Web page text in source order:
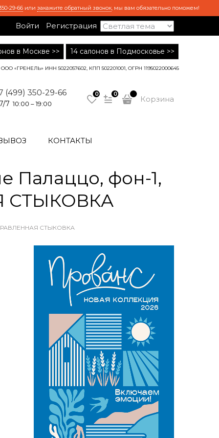
29-66 или закажите обратный звонок, мы вам обязательно поможем!
Войти Регистрация
в Москве >> 14 салонов в Подмосковье >>
ООО «ГРЕНЕЛЬ» ИНН 5022057602, КПП 502201001, ОГРН 1195022000645
(499) 350-29-66
7 10:00 – 19:00
0 0
Корзина
КОНТАКТЫ
Палаццо, фон-1,
СТЫКОВКА
СТЫКОВКА